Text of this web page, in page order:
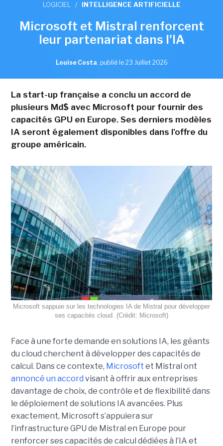
LOGICIEL / INTELLIGENCE ARTIFICIELLE
Microsoft et Mistral renforcent
leur partenariat dans l'IA
Louise Costa, publié le 23 Juillet 2026
La start-up française a conclu un accord de
plusieurs Md$ avec Microsoft pour fournir des
capacités GPU en Europe. Ses derniers modèles
IA seront également disponibles dans l'offre du
groupe américain.
Microsoft sappuie sur les technologies IA de Mistral pour développer
ses capacités cloud. (Crédit: Microsoft)
Face à une forte demande en solutions IA, les géants
du cloud cherchent à développer des capacités de
calcul. Dans ce contexte, Microsoft et Mistral ont
annoncé un accord visant à offrir aux entreprises
davantage de choix, de contrôle et de flexibilité dans
le déploiement de solutions IA avancées. Plus
exactement, Microsoft s’appuiera sur
l’infrastructure GPU de Mistral en Europe pour
renforcer ses capacités de calcul dédiées à l’IA et